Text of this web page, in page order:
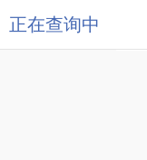
正在查询中